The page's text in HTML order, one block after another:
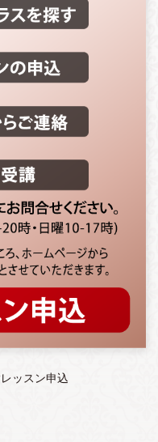
ッスン申込